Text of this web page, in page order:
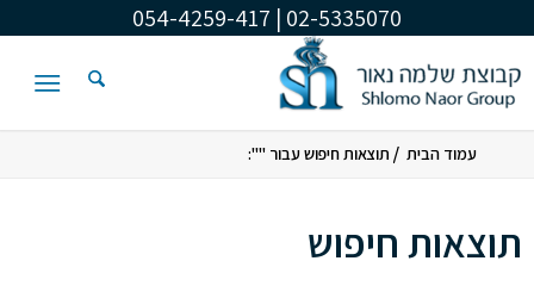
02-5335070 | 054-4259-417
עמוד הבית / תוצאות חיפוש עבור "":
תוצאות חיפוש